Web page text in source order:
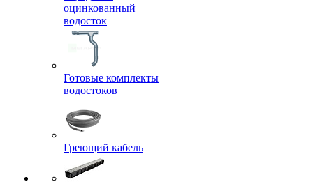
оцинкованный
водосток
Готовые комплекты
водостоков
Греющий кабель